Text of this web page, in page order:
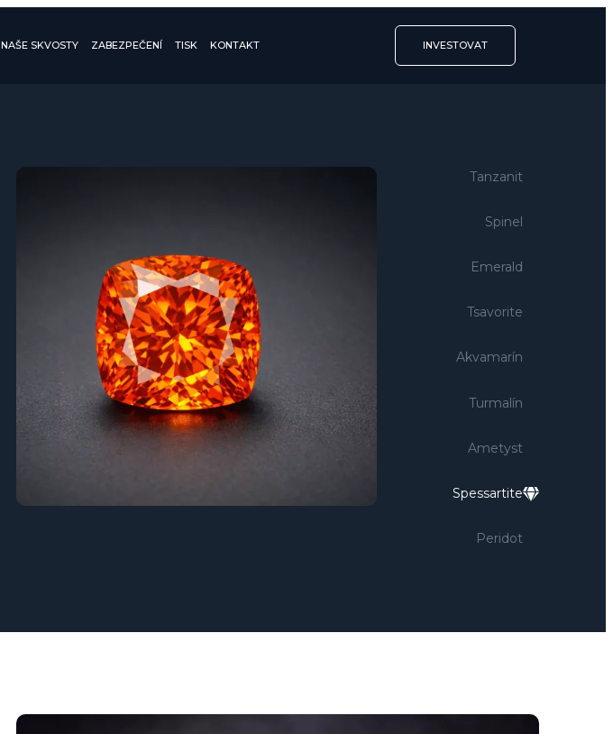
NAŠE SKVOSTY ZABEZPEČENÍ TISK KONTAKT INVESTOVAT
Tanzanit
Spinel
Emerald
Tsavorite
Akvamarín
Turmalín
Ametyst
Spessartite
Peridot